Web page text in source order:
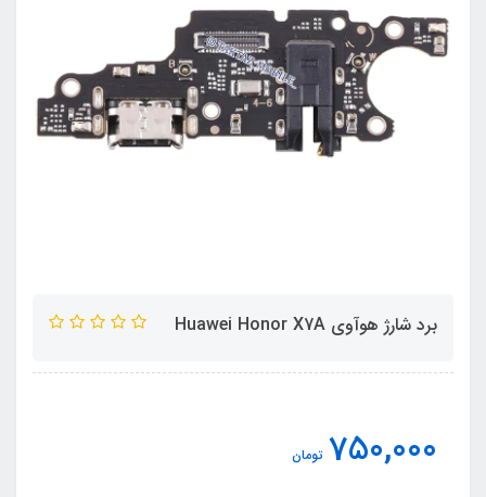
برد شارژ هوآوی Huawei Honor X7A
750,000 تومان